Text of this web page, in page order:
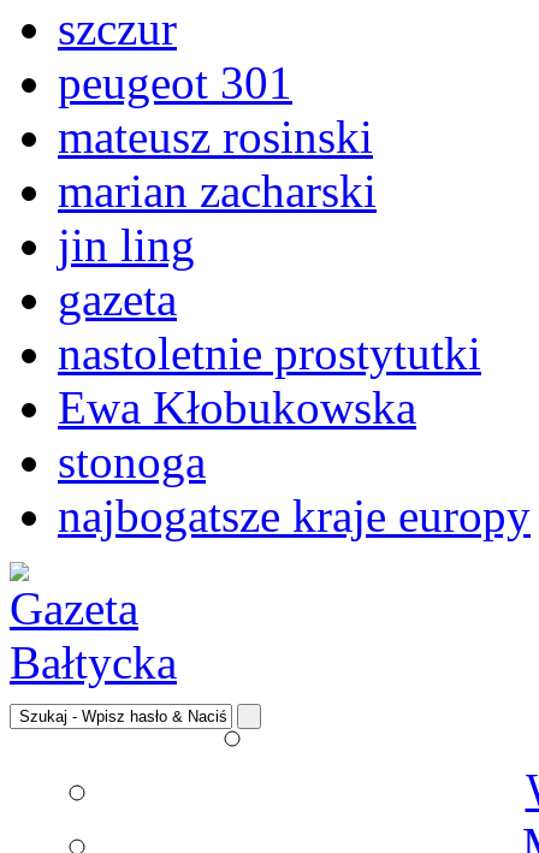
szczur
peugeot 301
mateusz rosinski
marian zacharski
jin ling
gazeta
nastoletnie prostytutki
Ewa Kłobukowska
stonoga
najbogatsze kraje europy